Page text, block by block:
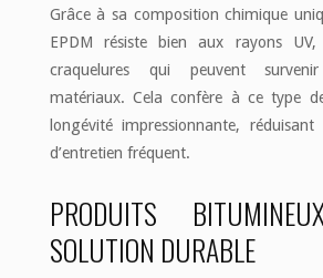
Grâce à sa composition chimique
EPDM résiste bien aux rayons
craquelures qui peuvent
matériaux. Cela confère à ce type
longévité impressionnante,
d’entretien fréquent.
PRODUITS
SOLUTION DURABLE